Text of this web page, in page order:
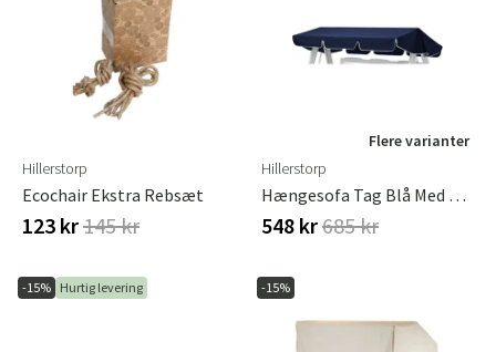
Hillerstorp
Ecochair Ekstra Rebsæt
123 kr145 kr
Flere varianter
Hillerstorp
Hængesofa Tag Blå Med Hvid Kant
548 kr685 kr
-15% Hurtig levering -15%